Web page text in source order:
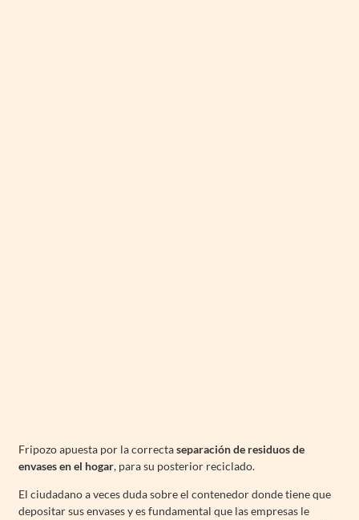
Fripozo apuesta por la correctaseparación de residuos de
envases en el hogar, para su posterior reciclado.
El ciudadano a veces duda sobre el contenedor donde tiene que
depositar sus envases y es fundamental que las empresas le